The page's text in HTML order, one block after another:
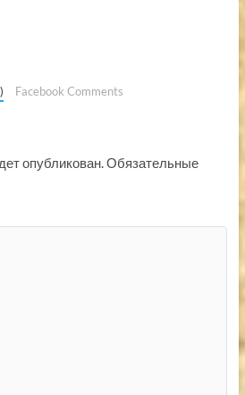
Facebook Comments
опубликован.Обязательные